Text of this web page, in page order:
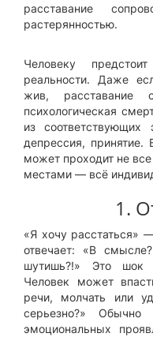
расставание
растерянностью.
Человеку
реальности. Даже
жив, расставание
психологическая
из соответствующих
депрессия, принятие.
может проходит не
местами — всё
1.
«Я хочу расстаться»
отвечает: «В
шутишь?!» Это шок
Человек может
речи, молчать или
серьезно?»
эмоциональных